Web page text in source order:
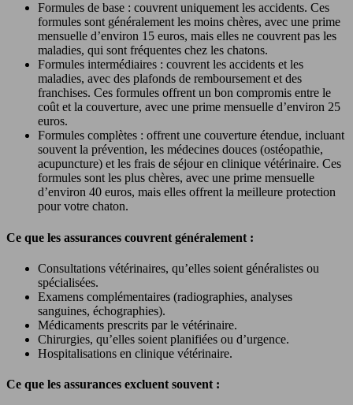
Formules de base : couvrent uniquement les accidents. Ces
formules sont généralement les moins chères, avec une prime
mensuelle d’environ 15 euros, mais elles ne couvrent pas les
maladies, qui sont fréquentes chez les chatons.
Formules intermédiaires : couvrent les accidents et les
maladies, avec des plafonds de remboursement et des
franchises. Ces formules offrent un bon compromis entre le
coût et la couverture, avec une prime mensuelle d’environ 25
euros.
Formules complètes : offrent une couverture étendue, incluant
souvent la prévention, les médecines douces (ostéopathie,
acupuncture) et les frais de séjour en clinique vétérinaire. Ces
formules sont les plus chères, avec une prime mensuelle
d’environ 40 euros, mais elles offrent la meilleure protection
pour votre chaton.
Ce que les assurances couvrent généralement :
Consultations vétérinaires, qu’elles soient généralistes ou
spécialisées.
Examens complémentaires (radiographies, analyses
sanguines, échographies).
Médicaments prescrits par le vétérinaire.
Chirurgies, qu’elles soient planifiées ou d’urgence.
Hospitalisations en clinique vétérinaire.
Ce que les assurances excluent souvent :